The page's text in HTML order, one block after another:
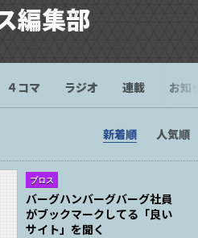
編集部
４コマ ラジオ 連載 お知
新着順 人気順
ブロス
バーグハンバーグバーグ社員
がブックマークしてる「良い
サイト」を聞く